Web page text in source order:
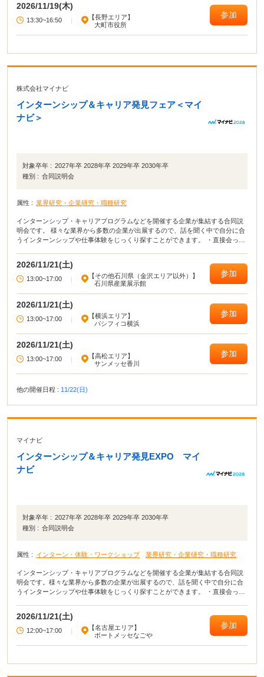
2026/11/19(木)
13:30~16:50
【長野エリア】
大町市役所
参加
株式会社マイナビ
インターンシップ＆キャリア発見フェア＜マイ
ナビ＞
対象卒年 : 2027年卒 2028年卒 2029年卒 2030年卒
種別 : 合同説明会
属性 : 業界研究・企業研究・職種研究
インターンシップ・キャリアプログラムなどを開催する企業が集結する合同説
明会です。 様々な業界から多数の企業が出展するので、話を聞く中で自分に合
うインターンシップや仕事体験をじっくり探すことができます。 ・直接会って
できる！ ・周囲の学生の雰囲気が分かり意識が高まる！
2026/11/21(土)
13:00~17:00
【その他石川県（金沢エリア以外）】
石川県産業展示館
参加
2026/11/21(土)
13:00~17:00
【横浜エリア】
パシフィコ横浜
参加
2026/11/21(土)
13:00~17:00
【高松エリア】
サンメッセ香川
参加
他の開催日程 : 11/22(日)
マイナビ
インターンシップ＆キャリア発見EXPO マイ
ナビ
対象卒年 : 2027年卒 2028年卒 2029年卒 2030年卒
種別 : 合同説明会
属性 : インターン・体験・ワークショップ 業界研究・企業研究・職種研究
インターンシップ・キャリアプログラムなどを開催する企業が集結する合同説
明会です。様々な業界から多数の企業が出展するので、話を聞く中で自分に合
うインターンシップや仕事体験をじっくり探すことができます。 ・直接会って
できる！ ・周囲の学生の雰囲気が分かり意識が高まる！
2026/11/21(土)
12:00~17:00
【名古屋エリア】
ポートメッセなごや
参加